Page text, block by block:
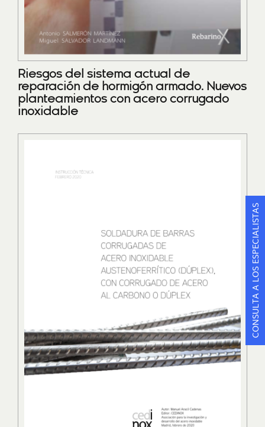
Riesgos del sistema actual de
reparación de hormigón armado. Nuevos
planteamientos con acero corrugado
inoxidable
CONSULTA A LOS ESPECIALISTAS